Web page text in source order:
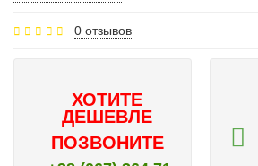
0 отзывов
ХОТИТЕ
ДЕШЕВЛЕ
ПОЗВОНИТЕ